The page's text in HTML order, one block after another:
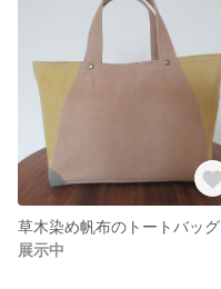
草木染め帆布のトートバッグ
展示中